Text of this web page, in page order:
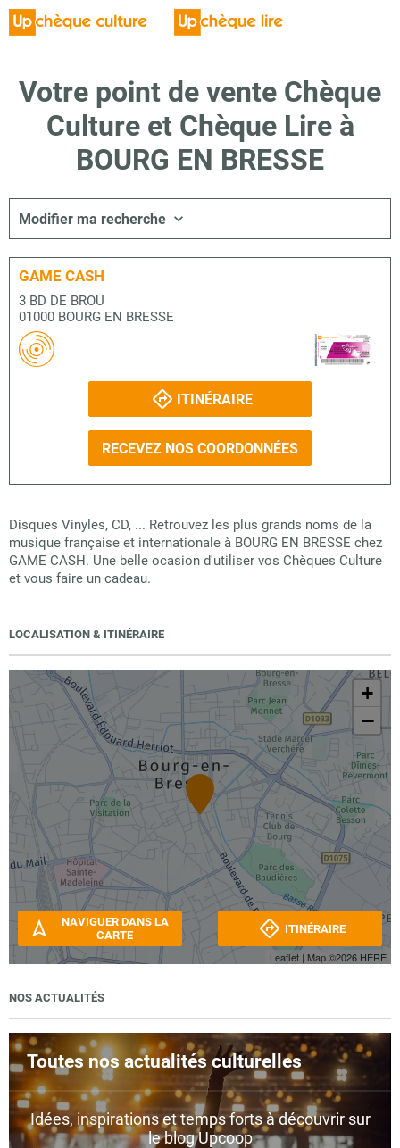
Votre point de vente Chèque
Culture et Chèque Lire à
BOURG EN BRESSE
Modifier ma recherche
GAME CASH
3 BD DE BROU
01000 BOURG EN BRESSE
ITINÉRAIRE
RECEVEZ NOS COORDONNÉES
Disques Vinyles, CD, ... Retrouvez les plus grands noms de la
musique française et internationale à BOURG EN BRESSE chez
GAME CASH. Une belle ocasion d'utiliser vos Chèques Culture
et vous faire un cadeau.
LOCALISATION & ITINÉRAIRE
+
−
Leaflet | Map ©2026 HERE
NAVIGUER DANS LA
CARTE
ITINÉRAIRE
NOS ACTUALITÉS
Toutes nos actualités culturelles
Idées, inspirations et temps forts à découvrir sur
le blog Upcoop